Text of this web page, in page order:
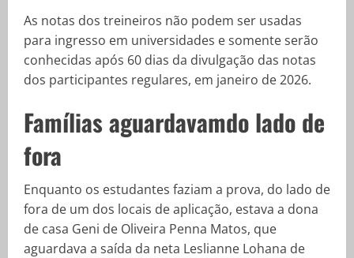
As notas dos treineiros não podem ser usadas
para ingresso em universidades e somente serão
conhecidas após 60 dias da divulgação das notas
dos participantes regulares, em janeiro de 2026.
Famílias aguardavamdo lado de
fora
Enquanto os estudantes faziam a prova, do lado de
fora de um dos locais de aplicação, estava a dona
de casa Geni de Oliveira Penna Matos, que
aguardava a saída da neta Leslianne Lohana de